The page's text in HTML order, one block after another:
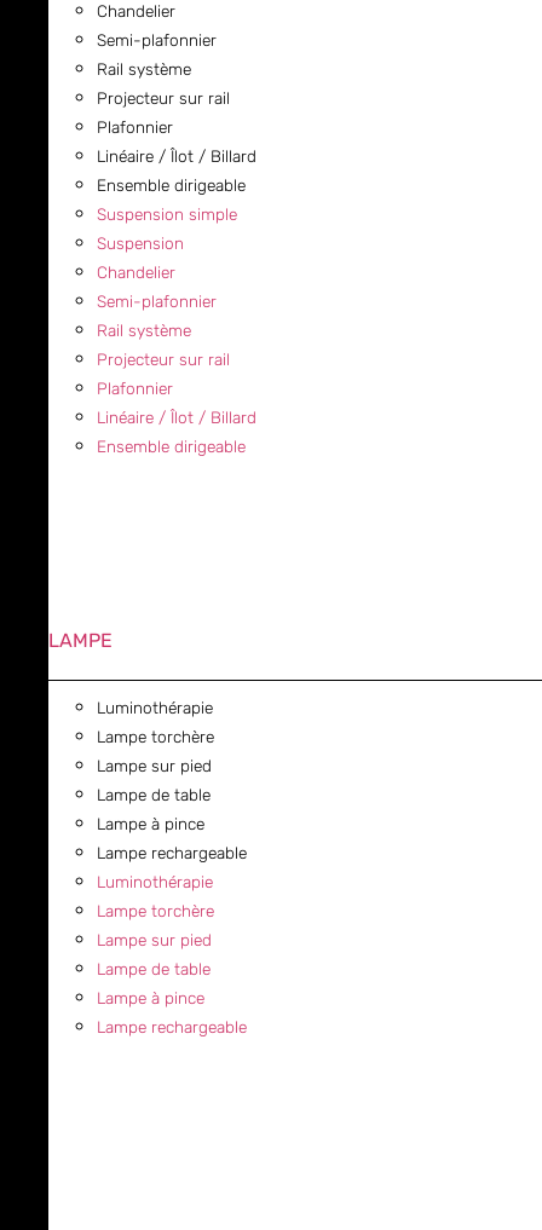
Chandelier
Semi-plafonnier
Rail système
Projecteur sur rail
Plafonnier
Linéaire / Îlot / Billard
Ensemble dirigeable
Suspension simple
Suspension
Chandelier
Semi-plafonnier
Rail système
Projecteur sur rail
Plafonnier
Linéaire / Îlot / Billard
Ensemble dirigeable
LAMPE
Luminothérapie
Lampe torchère
Lampe sur pied
Lampe de table
Lampe à pince
Lampe rechargeable
Luminothérapie
Lampe torchère
Lampe sur pied
Lampe de table
Lampe à pince
Lampe rechargeable